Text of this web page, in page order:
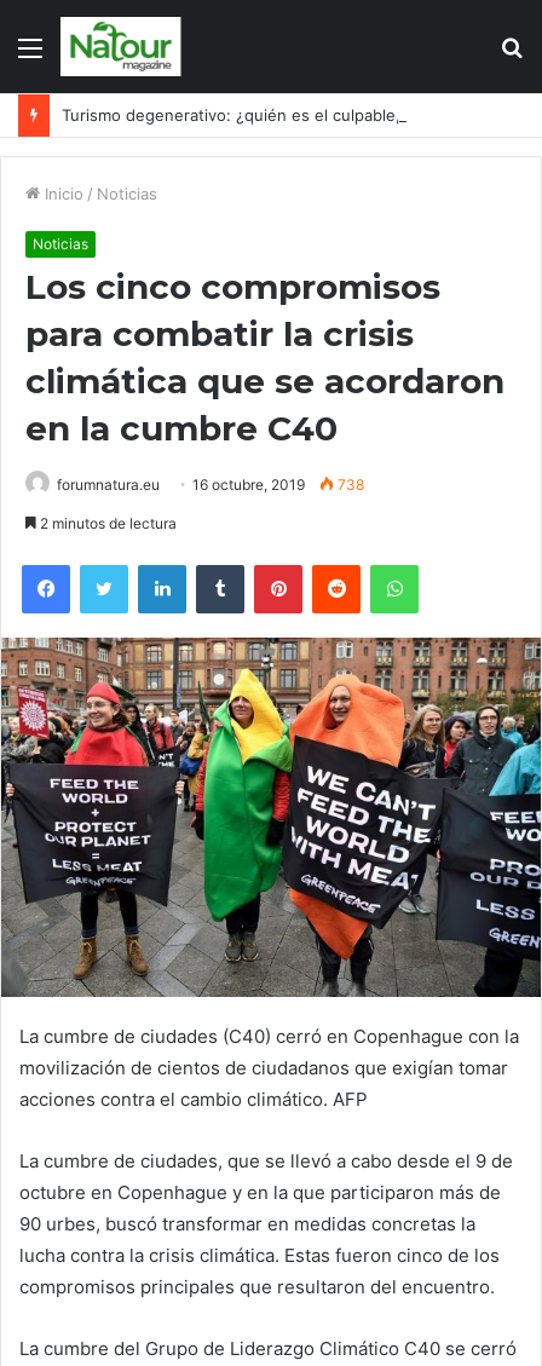
Menú
Inicio / Noticias
Noticias
Los cinco compromisos
para combatir la crisis
climática que se acordaron
en la cumbre C40
forumnatura.eu 16 octubre, 2019 738
2 minutos de lectura
FacebookTwitter LinkedInTumblr PinterestReddit WhatsApp
La cumbre de ciudades (C40) cerró en Copenhague con la
movilización de cientos de ciudadanos que exigían tomar
acciones contra el cambio climático. AFP
La cumbre de ciudades, que se llevó a cabo desde el 9 de
octubre en Copenhague y en la que participaron más de
90 urbes, buscó transformar en medidas concretas la
lucha contra la crisis climática. Estas fueron cinco de los
compromisos principales que resultaron del encuentro.
La cumbre del Grupo de Liderazgo Climático C40 se cerró